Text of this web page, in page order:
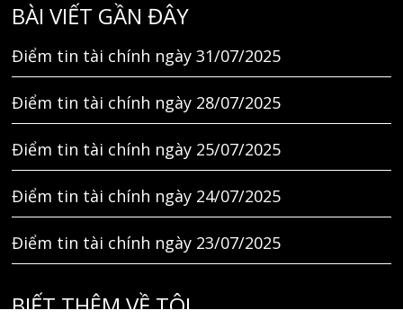
BÀI VIẾT GẦN ĐÂY
Điểm tin tài chính ngày 31/07/2025
Điểm tin tài chính ngày 28/07/2025
Điểm tin tài chính ngày 25/07/2025
Điểm tin tài chính ngày 24/07/2025
Điểm tin tài chính ngày 23/07/2025
BIẾT THÊM VỀ TÔI